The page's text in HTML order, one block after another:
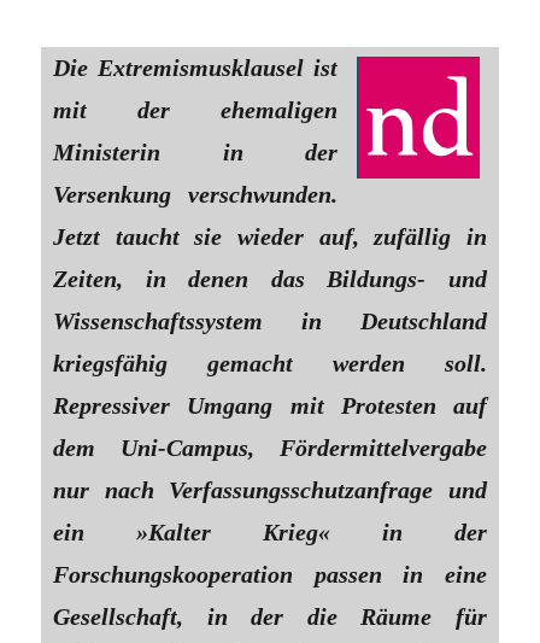
Die Extremismusklausel ist
mit der ehemaligen
Ministerin in der
Versenkung verschwunden.
Jetzt taucht sie wieder auf, zufällig in
Zeiten, in denen das Bildungs- und
Wissenschaftssystem in Deutschland
kriegsfähig gemacht werden soll.
Repressiver Umgang mit Protesten auf
dem Uni-Campus, Fördermittelvergabe
nur nach Verfassungsschutzanfrage und
ein »Kalter Krieg« in der
Forschungskooperation passen in eine
Gesellschaft, in der die Räume für